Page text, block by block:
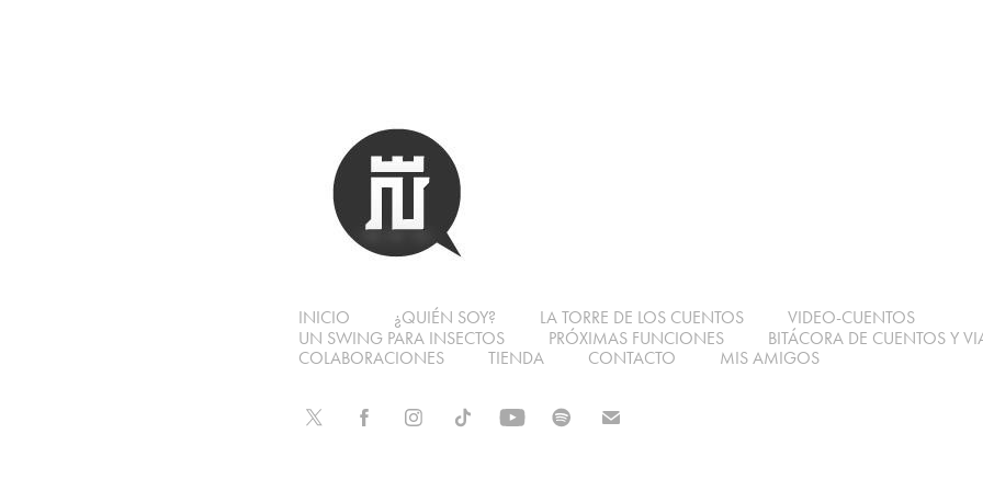
INICIO ¿QUIÉN SOY? LA TORRE DE LOS CUENTOS
VIDEO-CUENTOS
UN SWING PARA INSECTOS
PRÓXIMAS FUNCIONES
BITÁCORA DE CUENTOS Y
COLABORACIONES
TIENDA CONTACTO MIS AMIGOS